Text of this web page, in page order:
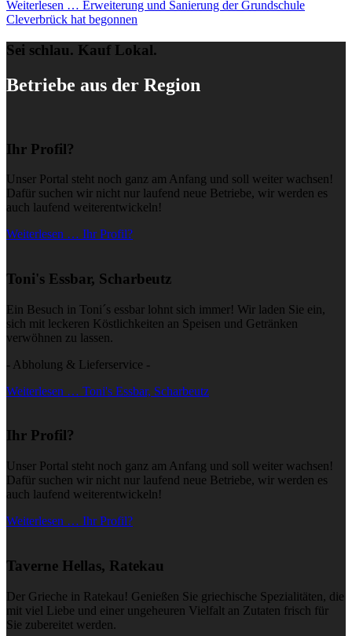
Weiterlesen … Erweiterung und Sanierung der Grundschule
Cleverbrück hat begonnen
Sei schlau. Kauf Lokal.
Betriebe aus der Region
Ihr Profil?
Unser Portal steht noch ganz am Anfang und soll weiter wachsen!
Dafür suchen wir nicht nur laufend neue Betriebe, wir werden es
auch laufend weiterentwickeln!
Weiterlesen … Ihr Profil?
Toni's Essbar, Scharbeutz
Ein Besuch in Toni´s essbar lohnt sich immer! Wir laden Sie ein,
sich mit leckeren Köstlichkeiten an Speisen und Getränken
verwöhnen zu lassen.
- Abholung & Lieferservice -
Weiterlesen … Toni's Essbar, Scharbeutz
Ihr Profil?
Unser Portal steht noch ganz am Anfang und soll weiter wachsen!
Dafür suchen wir nicht nur laufend neue Betriebe, wir werden es
auch laufend weiterentwickeln!
Weiterlesen … Ihr Profil?
Taverne Hellas, Ratekau
Der Grieche in Ratekau! Genießen Sie griechische Spezialitäten, die
mit viel Liebe und einer ungeheuren Vielfalt an Zutaten frisch für
Sie zubereitet werden.